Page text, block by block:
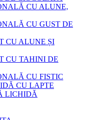
CU ALUNE,
CU GUST DE
CU ALUNE ȘI
CU TAHINI DE
CU FISTIC
CU LAPTE
LICHIDĂ